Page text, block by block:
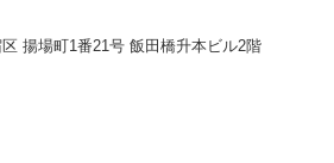
揚場町1番21号 飯田橋升本ビル2階